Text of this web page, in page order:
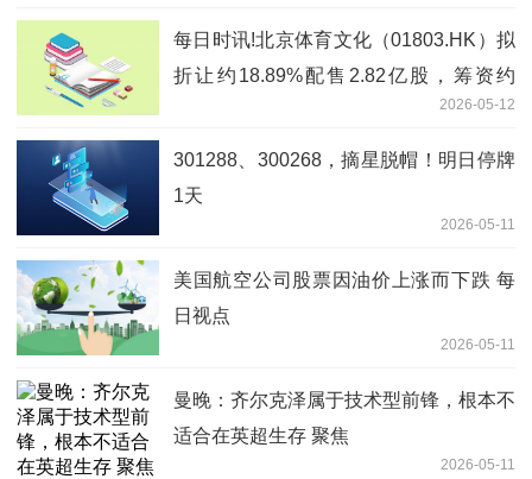
每日时讯!北京体育文化（01803.HK）拟
折让约18.89%配售2.82亿股，筹资约
2026-05-12
301288、300268，摘星脱帽！明日停牌
1天
2026-05-11
美国航空公司股票因油价上涨而下跌 每
日视点
2026-05-11
曼晚：齐尔克泽属于技术型前锋，根本不
适合在英超生存 聚焦
2026-05-11